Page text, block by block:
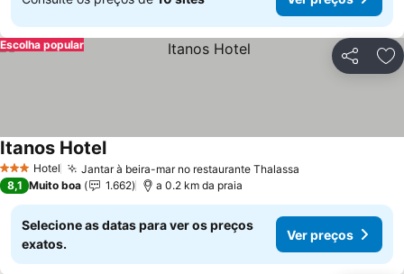
Partilhar
Escolha popular
3 EstrelasHotel Jantar à beira-mar no restaurante Thalassa
Itanos Hotel
8,1 Muito boa 1.662 a 0.2 km da praia
Selecione as datas para ver os preços
exatos.
Ver preços